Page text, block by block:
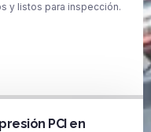
y listos para inspección.
PCI en